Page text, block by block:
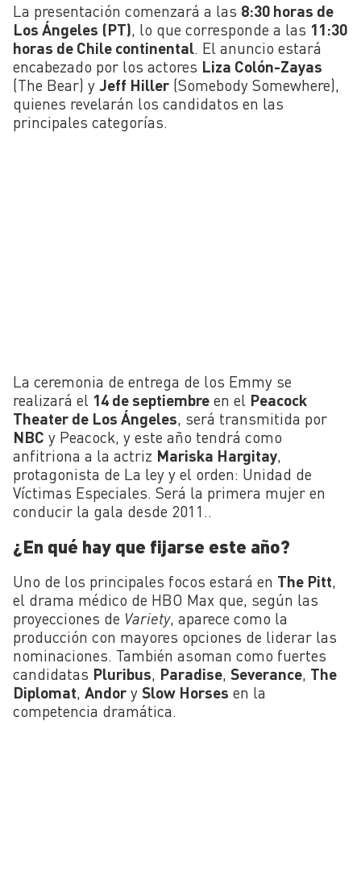
La presentación comenzará a las 8:30 horas de
Los Ángeles (PT), lo que corresponde a las 11:30
horas de Chile continental. El anuncio estará
encabezado por los actores Liza Colón-Zayas
(The Bear) y Jeff Hiller (Somebody Somewhere),
quienes revelarán los candidatos en las
principales categorías.
La ceremonia de entrega de los Emmy se
realizará el 14 de septiembre en el Peacock
Theater de Los Ángeles, será transmitida por
NBC y Peacock, y este año tendrá como
anfitriona a la actriz Mariska Hargitay,
protagonista de La ley y el orden: Unidad de
Víctimas Especiales. Será la primera mujer en
conducir la gala desde 2011..
¿En qué hay que fijarse este año?
Uno de los principales focos estará en The Pitt,
el drama médico de HBO Max que, según las
proyecciones de Variety, aparece como la
producción con mayores opciones de liderar las
nominaciones. También asoman como fuertes
candidatas Pluribus, Paradise, Severance, The
Diplomat, Andor y Slow Horses en la
competencia dramática.